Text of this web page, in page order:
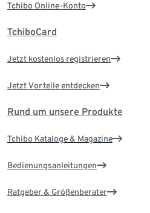
Tchibo Online-Konto
TchiboCard
Jetzt kostenlos registrieren
Jetzt Vorteile entdecken
Rund um unsere Produkte
Tchibo Kataloge & Magazine
Bedienungsanleitungen
Ratgeber & Größenberater